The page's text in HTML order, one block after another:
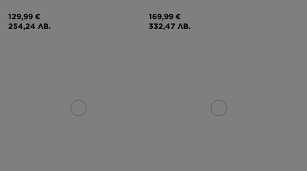
129,99 €
254,24 ЛВ.
169,99 €
332,47 ЛВ.